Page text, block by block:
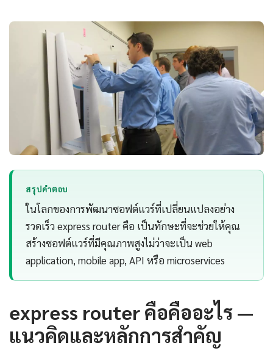
สรุปคำตอบ
ในโลกของการพัฒนาซอฟต์แวร์ที่เปลี่ยนแปลงอย่าง
รวดเร็ว express router คือ เป็นทักษะที่จะช่วยให้คุณ
สร้างซอฟต์แวร์ที่มีคุณภาพสูงไม่ว่าจะเป็น web
application, mobile app, API หรือ microservices
express router คือคืออะไร —
แนวคิดและหลักการสำคัญ